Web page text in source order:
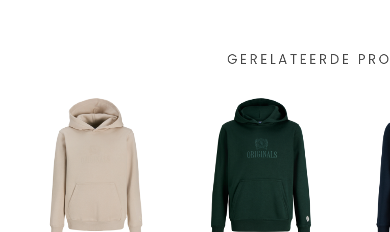
GERELATEERDE